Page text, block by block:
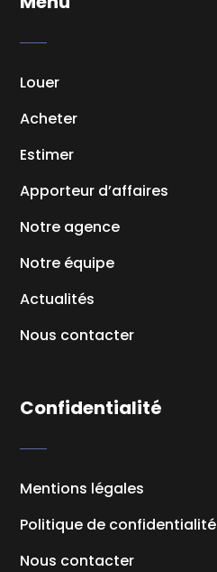
Louer
Acheter
Estimer
Apporteur d’affaires
Notre agence
Notre équipe
Actualités
Nous contacter
Confidentialité
Mentions légales
Politique de confidentialité
Nous contacter